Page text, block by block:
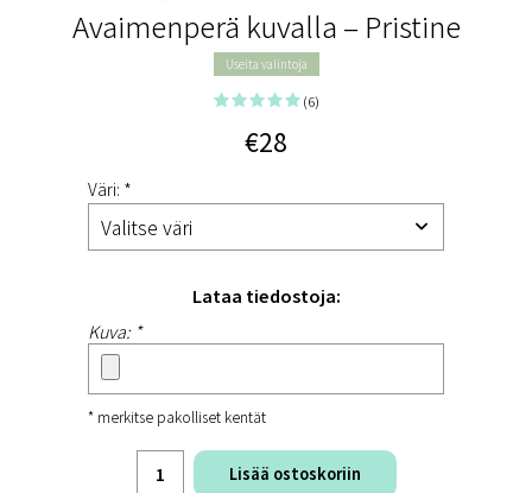
Avaimenperä kuvalla – Pristine
Useita valintoja
(6)
€28
Väri: *
Lataa tiedostoja:
Kuva: *
* merkitse pakolliset kentät
Lisää ostoskoriin